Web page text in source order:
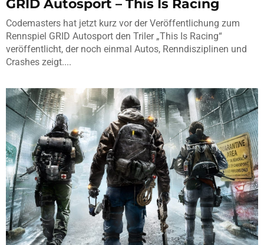
GRID Autosport – This Is Racing
Codemasters hat jetzt kurz vor der Veröffentlichung zum
Rennspiel GRID Autosport den Triler „This Is Racing“
veröffentlicht, der noch einmal Autos, Renndisziplinen und
Crashes zeigt....